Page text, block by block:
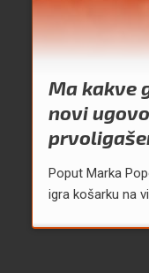
Ma kakve
novi
Poput Marka
igra košarku na